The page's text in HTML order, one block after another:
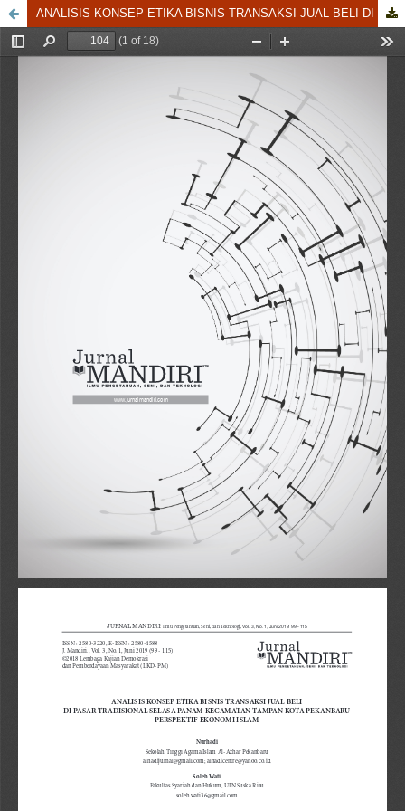
ANALISIS KONSEP ETIKA BISNIS TRANSAKSI JUAL BELI DI PASAR TRADISIONAL SELASA PANAM KECAMATAN TAMPAN KOTA PEKANBARU PERSPEKTIF EKONOMI ISLAM